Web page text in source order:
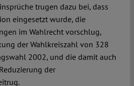
trugen dazu bei, dass
eingesetzt wurde, die
im Wahlrecht vorschlug,
der Wahlkreiszahl von 328
2002, und die damit auch
der